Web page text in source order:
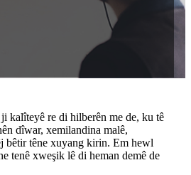
kalîteyê re di hilberên me de, ku tê
dîwar, xemilandina malê,
bêtir têne xuyang kirin. Em hewl
tenê xweşik lê di heman demê de